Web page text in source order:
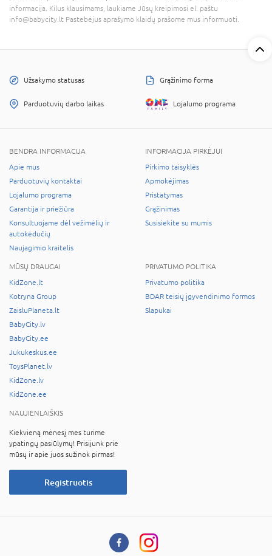
informacija. Kilus klausimams, laukiame Jūsų kreipimosi el. paštu
info@babycity.lt Pastebėjus aprašymo klaidų prašome mus informuoti.
Užsakymo statusas Grąžinimo forma
Parduotuvių darbo laikas Lojalumo programa
BENDRA INFORMACIJA
Apie mus
Parduotuvių kontaktai
Lojalumo programa
Garantija ir priežiūra
Konsultuojame dėl vežimėlių ir
autokėdučių
Naujagimio kraitelis
INFORMACIJA PIRKĖJUI
Pirkimo taisyklės
Apmokėjimas
Pristatymas
Grąžinimas
Susisiekite su mumis
MŪSŲ DRAUGAI
KidZone.lt
Kotryna Group
ZaisluPlaneta.lt
BabyCity.lv
BabyCity.ee
Jukukeskus.ee
ToysPlanet.lv
KidZone.lv
KidZone.ee
PRIVATUMO POLITIKA
Privatumo politika
BDAR teisių įgyvendinimo formos
Slapukai
NAUJIENLAIŠKIS
Kiekvieną mėnesį mes turime
ypatingų pasiūlymų! Prisijunk prie
mūsų ir apie juos sužinok pirmas!
Registruotis